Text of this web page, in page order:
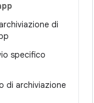
di
specifico
di archiviazione